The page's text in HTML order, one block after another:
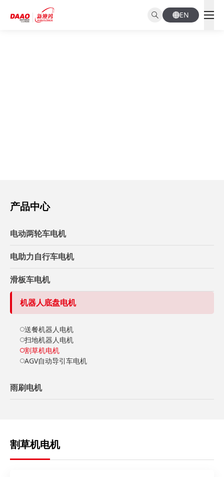
EN
产品中心
电动两轮车电机
电助力自行车电机
滑板车电机
机器人底盘电机
送餐机器人电机
扫地机器人电机
割草机电机
AGV自动导引车电机
雨刷电机
割草机电机